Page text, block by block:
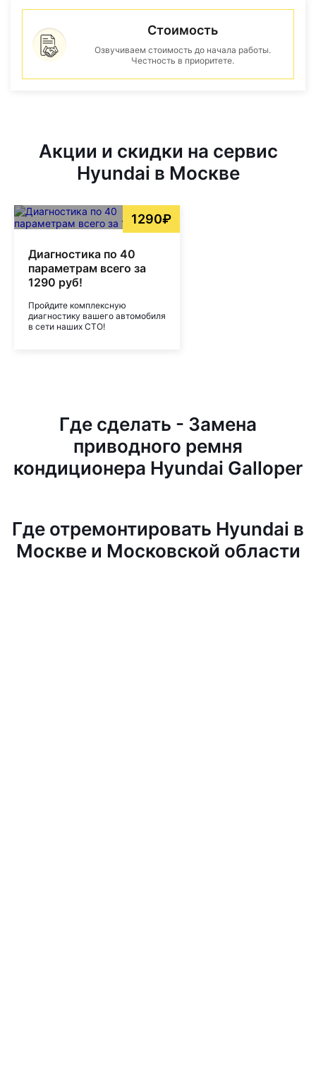
Стоимость
Озвучиваем стоимость до начала работы.
Честность в приоритете.
Акции и скидки на сервис
Hyundai в Москве
1290₽
Диагностика по 40
параметрам всего за
1290 руб!
Пройдите комплексную
диагностику вашего автомобиля
в сети наших СТО!
Где сделать - Замена
приводного ремня
кондиционера Hyundai Galloper
Где отремонтировать Hyundai в
Москве и Московской области